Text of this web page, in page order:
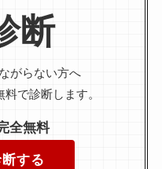
断
がらない方へ
で診断します。
全無料
する